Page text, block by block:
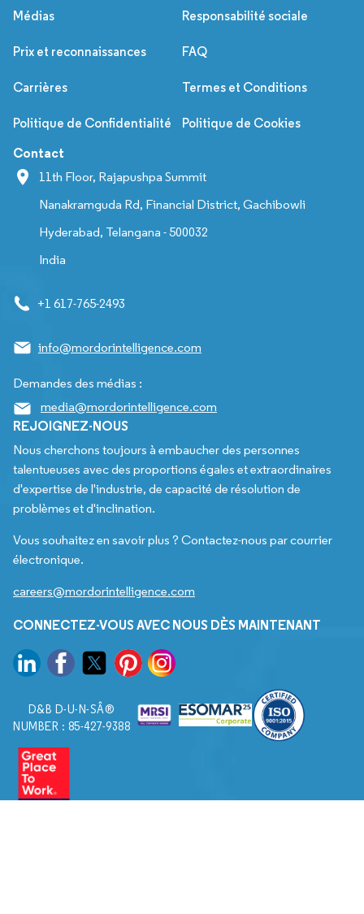
Médias Responsabilité sociale
Prix et reconnaissances FAQ
Carrières Termes et Conditions
Politique de Confidentialité Politique de Cookies
Contact
11th Floor, Rajapushpa Summit
Nanakramguda Rd, Financial District, Gachibowli
Hyderabad, Telangana - 500032
India
+1 617-765-2493
info@mordorintelligence.com
Demandes des médias :
media@mordorintelligence.com
REJOIGNEZ-NOUS
Nous cherchons toujours à embaucher des personnes
talentueuses avec des proportions égales et extraordinaires
d'expertise de l'industrie, de capacité de résolution de
problèmes et d'inclination.
Vous souhaitez en savoir plus ? Contactez-nous par courrier
électronique.
careers@mordorintelligence.com
CONNECTEZ-VOUS AVEC NOUS DÈS MAINTENANT
D&B D-U-N-SÂ®
NUMBER : 85-427-9388